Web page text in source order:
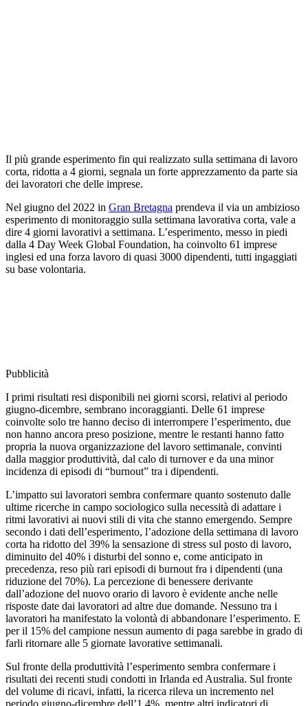
Il più grande esperimento fin qui realizzato sulla settimana di lavoro
corta, ridotta a 4 giorni, segnala un forte apprezzamento da parte sia
dei lavoratori che delle imprese.
Nel giugno del 2022 in Gran Bretagna prendeva il via un ambizioso
esperimento di monitoraggio sulla settimana lavorativa corta, vale a
dire 4 giorni lavorativi a settimana. L’esperimento, messo in piedi
dalla 4 Day Week Global Foundation, ha coinvolto 61 imprese
inglesi ed una forza lavoro di quasi 3000 dipendenti, tutti ingaggiati
su base volontaria.
Pubblicità
I primi risultati resi disponibili nei giorni scorsi, relativi al periodo
giugno-dicembre, sembrano incoraggianti. Delle 61 imprese
coinvolte solo tre hanno deciso di interrompere l’esperimento, due
non hanno ancora preso posizione, mentre le restanti hanno fatto
propria la nuova organizzazione del lavoro settimanale, convinti
dalla maggior produttività, dal calo di turnover e da una minor
incidenza di episodi di “burnout” tra i dipendenti.
L’impatto sui lavoratori sembra confermare quanto sostenuto dalle
ultime ricerche in campo sociologico sulla necessità di adattare i
ritmi lavorativi ai nuovi stili di vita che stanno emergendo. Sempre
secondo i dati dell’esperimento, l’adozione della settimana di lavoro
corta ha ridotto del 39% la sensazione di stress sul posto di lavoro,
diminuito del 40% i disturbi del sonno e, come anticipato in
precedenza, reso più rari episodi di burnout fra i dipendenti (una
riduzione del 70%). La percezione di benessere derivante
dall’adozione del nuovo orario di lavoro è evidente anche nelle
risposte date dai lavoratori ad altre due domande. Nessuno tra i
lavoratori ha manifestato la volontà di abbandonare l’esperimento. E
per il 15% del campione nessun aumento di paga sarebbe in grado di
farli ritornare alle 5 giornate lavorative settimanali.
Sul fronte della produttività l’esperimento sembra confermare i
risultati dei recenti studi condotti in Irlanda ed Australia. Sul fronte
del volume di ricavi, infatti, la ricerca rileva un incremento nel